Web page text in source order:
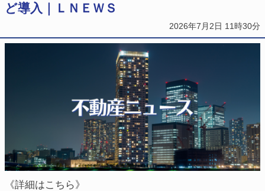
ど導入｜ＬＮＥＷＳ
2026年7月2日 11時30分
《詳細はこちら》